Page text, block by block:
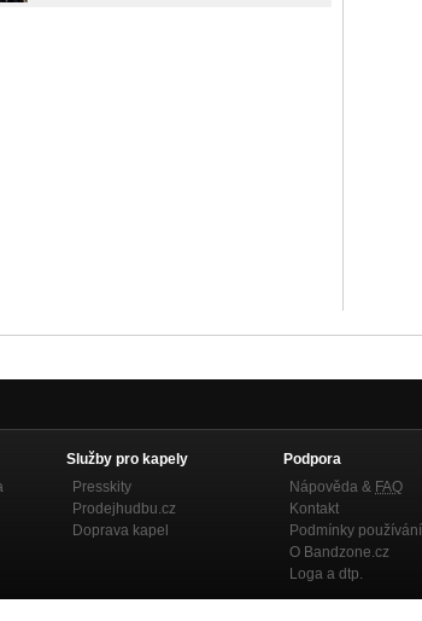
Služby pro kapely
Presskity
Prodejhudbu.cz
Doprava kapel
Podpora
Nápověda & FAQ
Kontakt
Podmínky používání
O Bandzone.cz
Loga a dtp.